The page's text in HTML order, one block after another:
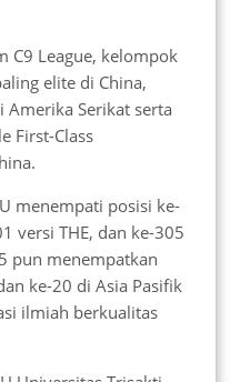
C9 League, kelompok
elite di China,
Amerika Serikat serta
First-Class
menempati posisi ke-
versi THE, dan ke-305
pun menempatkan
ke-20 di Asia Pasifik
ilmiah berkualitas